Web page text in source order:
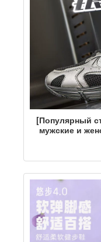
[Популярный
мужские и
бега